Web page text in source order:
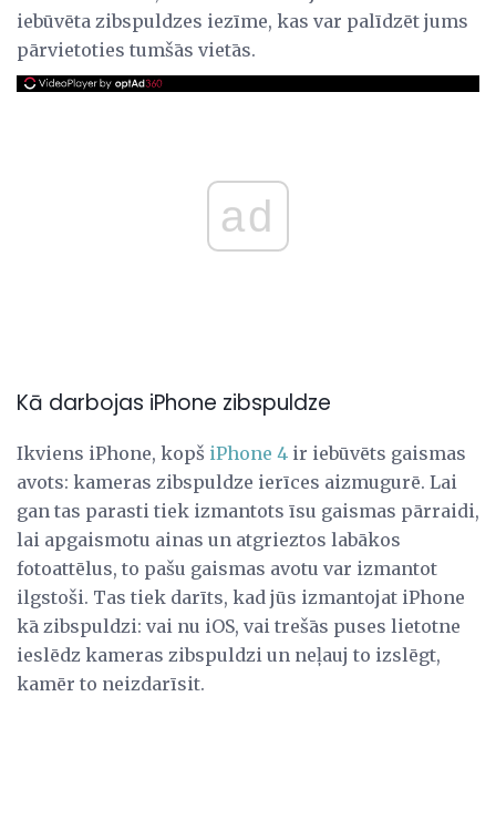
iebūvēta zibspuldzes iezīme, kas var palīdzēt jums
pārvietoties tumšās vietās.
ad
Kā darbojas iPhone zibspuldze
Ikviens iPhone, kopš iPhone 4 ir iebūvēts gaismas
avots: kameras zibspuldze ierīces aizmugurē. Lai
gan tas parasti tiek izmantots īsu gaismas pārraidi,
lai apgaismotu ainas un atgrieztos labākos
fotoattēlus, to pašu gaismas avotu var izmantot
ilgstoši. Tas tiek darīts, kad jūs izmantojat iPhone
kā zibspuldzi: vai nu iOS, vai trešās puses lietotne
ieslēdz kameras zibspuldzi un neļauj to izslēgt,
kamēr to neizdarīsit.